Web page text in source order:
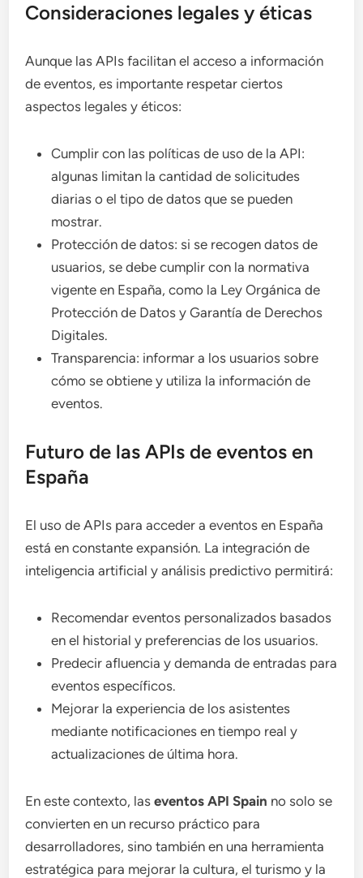
Consideraciones legales y éticas
Aunque las APIs facilitan el acceso a información
de eventos, es importante respetar ciertos
aspectos legales y éticos:
Cumplir con las políticas de uso de la API:
algunas limitan la cantidad de solicitudes
diarias o el tipo de datos que se pueden
mostrar.
Protección de datos: si se recogen datos de
usuarios, se debe cumplir con la normativa
vigente en España, como la Ley Orgánica de
Protección de Datos y Garantía de Derechos
Digitales.
Transparencia: informar a los usuarios sobre
cómo se obtiene y utiliza la información de
eventos.
Futuro de las APIs de eventos en
España
El uso de APIs para acceder a eventos en España
está en constante expansión. La integración de
inteligencia artificial y análisis predictivo permitirá:
Recomendar eventos personalizados basados
en el historial y preferencias de los usuarios.
Predecir afluencia y demanda de entradas para
eventos específicos.
Mejorar la experiencia de los asistentes
mediante notificaciones en tiempo real y
actualizaciones de última hora.
En este contexto, laseventos API Spain no solo se
convierten en un recurso práctico para
desarrolladores, sino también en una herramienta
estratégica para mejorar la cultura, el turismo y la